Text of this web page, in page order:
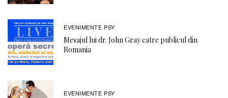
EVENIMENTE PSY
Mesajul lui dr. John Gray catre publicul din
Romania
EVENIMENTE PSY